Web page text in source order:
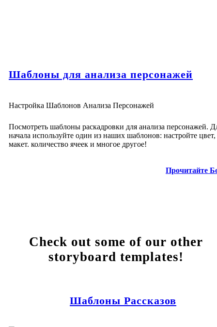
Шаблоны для анализа персонажей
Настройка Шаблонов Анализа Персонажей
Посмотреть шаблоны раскадровки для анализа персонажей.
начала используйте один из наших шаблонов: настройте цвет,
макет. количество ячеек и многое другое!
Прочитайте
Check out some of our other
storyboard templates!
Шаблоны Рассказов